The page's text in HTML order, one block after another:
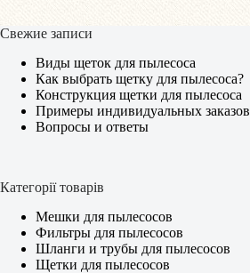
Свежие записи
Виды щеток для пылесоса
Как выбрать щетку для пылесоса?
Конструкция щетки для пылесоса
Примеры индивидуальных заказов
Вопросы и ответы
Категорії товарів
Мешки для пылесосов
Фильтры для пылесосов
Шланги и трубы для пылесосов
Щетки для пылесосов